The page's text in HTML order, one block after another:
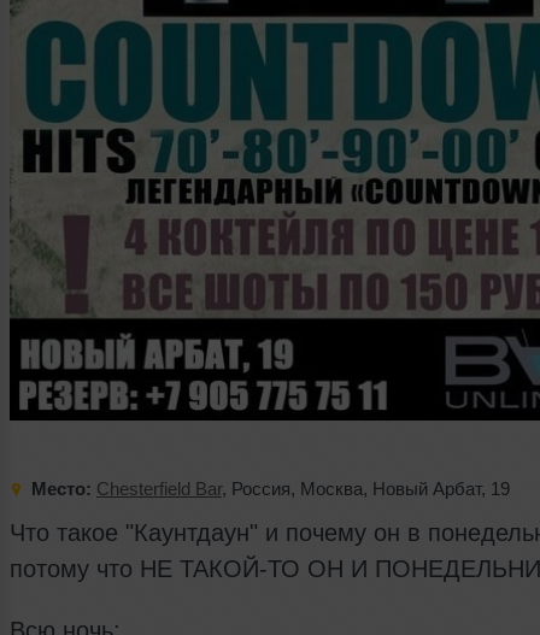
Место: Chesterfield Bar, Россия, Москва, Новый Арбат, 19
Что такое "Каунтдаун" и почему он в
потому что НЕ ТАКОЙ-ТО ОН И